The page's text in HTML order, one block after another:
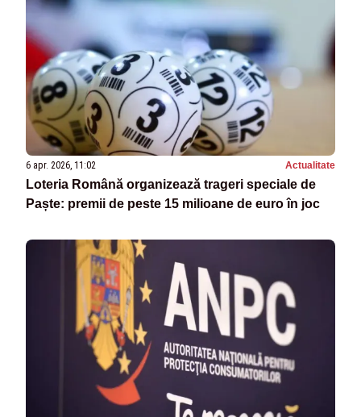
6 apr. 2026, 11:02 Actualitate
Loteria Română organizează trageri speciale de
Paște: premii de peste 15 milioane de euro în joc